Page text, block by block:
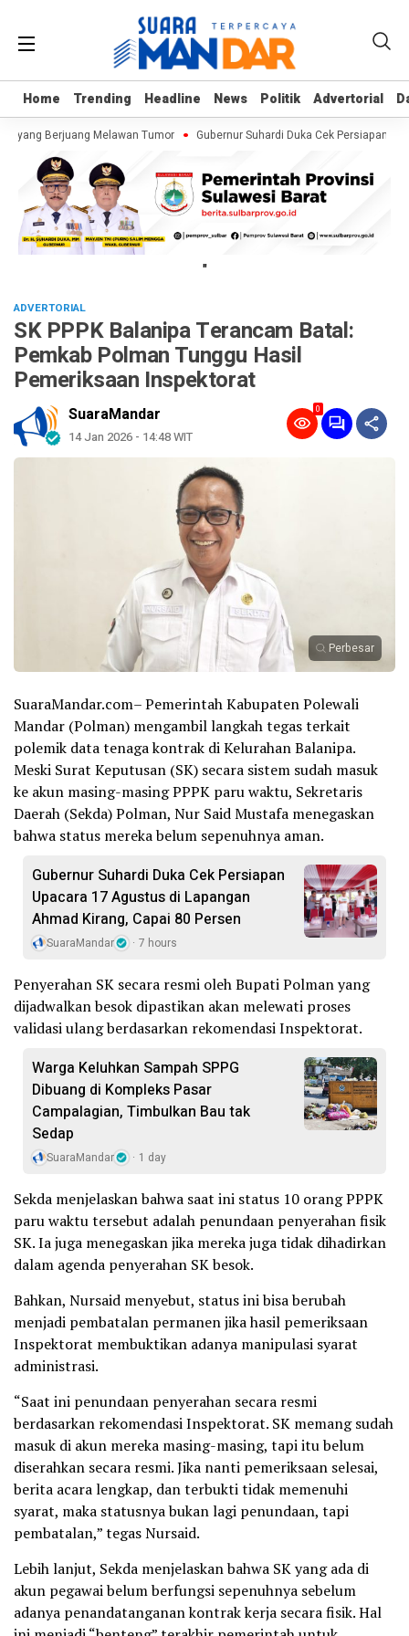
Home Trending Headline News Politik Advertorial
Home Trending Headline News Politik Advertorial
yang Berjuang Melawan Tumor Gubernur Suhardi Duka Cek Persiapan
"
ADVERTORIAL
SK PPPK Balanipa Terancam Batal:
Pemkab Polman Tunggu Hasil
Pemeriksaan Inspektorat
SuaraMandar
14 Jan 2026 - 14:48 WIT
0
Perbesar
SuaraMandar.com– Pemerintah Kabupaten Polewali
Mandar (Polman) mengambil langkah tegas terkait
polemik data tenaga kontrak di Kelurahan Balanipa.
Meski Surat Keputusan (SK) secara sistem sudah masuk
ke akun masing-masing PPPK paru waktu, Sekretaris
Daerah (Sekda) Polman, Nur Said Mustafa menegaskan
bahwa status mereka belum sepenuhnya aman.
Gubernur Suhardi Duka Cek Persiapan
Upacara 17 Agustus di Lapangan
Ahmad Kirang, Capai 80 Persen
SuaraMandar 7 hours
Penyerahan SK secara resmi oleh Bupati Polman yang
dijadwalkan besok dipastikan akan melewati proses
validasi ulang berdasarkan rekomendasi Inspektorat.
Warga Keluhkan Sampah SPPG
Dibuang di Kompleks Pasar
Campalagian, Timbulkan Bau tak
Sedap
SuaraMandar 1 day
Sekda menjelaskan bahwa saat ini status 10 orang PPPK
paru waktu tersebut adalah penundaan penyerahan fisik
SK. Ia juga menegaskan jika mereka juga tidak dihadirkan
dalam agenda penyerahan SK besok.
Bahkan, Nursaid menyebut, status ini bisa berubah
menjadi pembatalan permanen jika hasil pemeriksaan
Inspektorat membuktikan adanya manipulasi syarat
administrasi.
“Saat ini penundaan penyerahan secara resmi
berdasarkan rekomendasi Inspektorat. SK memang sudah
masuk di akun mereka masing-masing, tapi itu belum
diserahkan secara resmi. Jika nanti pemeriksaan selesai,
berita acara lengkap, dan terbukti tidak memenuhi
syarat, maka statusnya bukan lagi penundaan, tapi
pembatalan,” tegas Nursaid.
Lebih lanjut, Sekda menjelaskan bahwa SK yang ada di
akun pegawai belum berfungsi sepenuhnya sebelum
adanya penandatanganan kontrak kerja secara fisik. Hal